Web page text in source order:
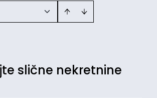
slične nekretnine